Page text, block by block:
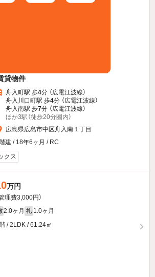
貸物件
舟入町駅 歩4分 （広電江波線）
舟入川口町駅 歩4分 （広電江波線）
舟入南駅 歩7分 （広電江波線）
ほか3駅（徒歩20分圏内）
広島県広島市中区舟入南１丁目
建 / 18年6ヶ月 / RC
クス
万円
管理費3,000円）
2.0ヶ月 礼 1.0ヶ月
/ 2LDK / 61.24㎡